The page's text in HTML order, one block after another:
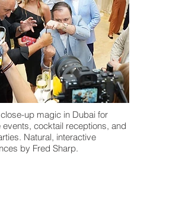
up magic in Dubai for
events, cocktail receptions, and
Natural, interactive
by Fred Sharp.